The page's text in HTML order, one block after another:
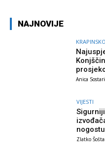
NAJNOVIJE
Anica
VIJESTI
Zlatko